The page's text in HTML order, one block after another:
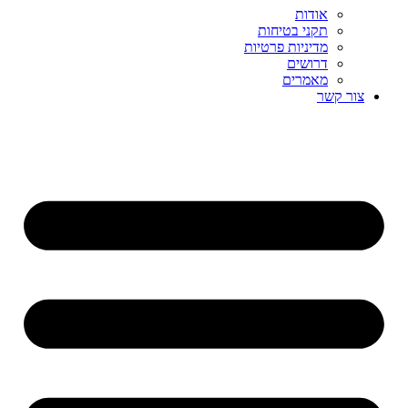
אודות
תקני בטיחות
מדיניות פרטיות
דרושים
מאמרים
צור קשר